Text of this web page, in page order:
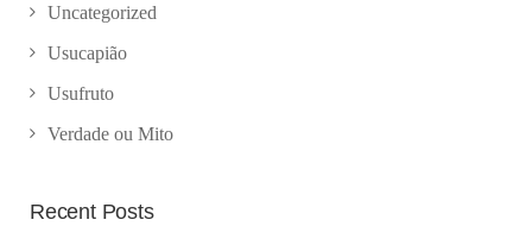
Uncategorized
Usucapião
Usufruto
Verdade ou Mito
Recent Posts